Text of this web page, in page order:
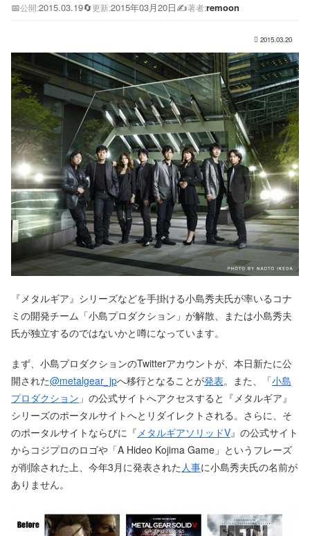
📅公開:2015.03.19🔄更新:2015年03月20日✍️著者:remoon
2015.03.20
『メタルギア』シリーズなどを手掛ける小島秀夫氏が率いるコナ
ミの開発チーム「小島プロダクション」が解散、または小島秀夫
氏が独立するのではないかと噂になっています。
まず、小島プロダクションのTwitterアカウントが、本日新たに公
開された@metalgear_jpへ移行となることが発表。また、「小島
プロダクション 」の公式サイトへアクセスすると『メタルギア』
シリーズのポータルサイトへとリダイレクトされる。さらに、そ
のポータルサイトならびに『メタルギアソリッドV』の公式サイト
からコジプロのロゴや「A Hideo Kojima Game」というフレーズ
が削除された上、今年3月に発表された 人事に小島秀夫氏の名前が
ありません。